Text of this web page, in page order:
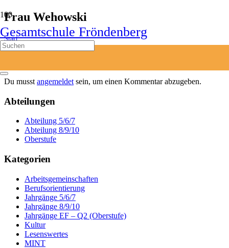
Gesamtschule Fröndenberg
Frau Wehowski
Start
Frau Wehowski
Du musst angemeldet sein, um einen Kommentar abzugeben.
Abteilungen
Abteilung 5/6/7
Abteilung 8/9/10
Oberstufe
Kategorien
Arbeitsgemeinschaften
Berufsorientierung
Jahrgänge 5/6/7
Jahrgänge 8/9/10
Jahrgänge EF – Q2 (Oberstufe)
Kultur
Lesenswertes
MINT